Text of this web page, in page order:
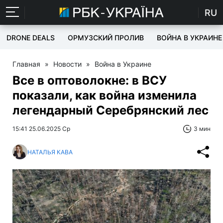
RU
DRONE DEALS ОРМУЗСКИЙ ПРОЛИВ ВОЙНА В УКРАИНЕ
Главная » Новости » Война в Украине
Все в оптоволокне: в ВСУ
показали, как война изменила
легендарный Серебрянский лес
15:41 25.06.2025 Ср 3 мин
НАТАЛЬЯ КАВА